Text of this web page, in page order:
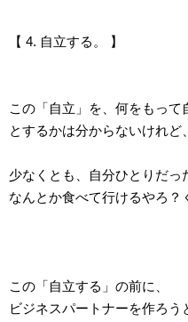
【 4. 自立する。 】
この「自立」を、何をもって
とするかは分からないけれど、
少なくとも、自分ひとりだっ
なんとか食べて行けるやろ？
この「自立する」の前に、
ビジネスパートナーを作ろう